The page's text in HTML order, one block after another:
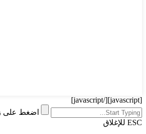
[javascript]
[/javascript]
اضغط على
ESC للإغلاق